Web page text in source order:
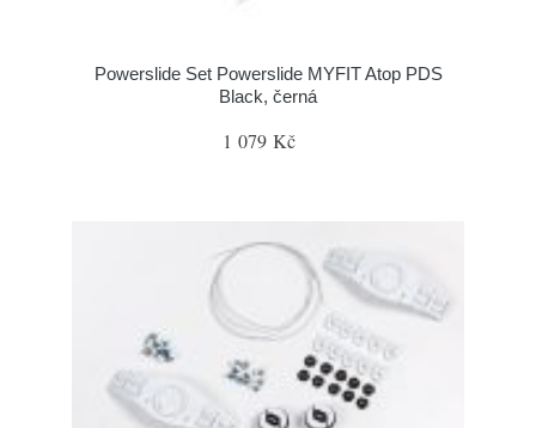
Powerslide Set Powerslide MYFIT Atop PDS
Black, černá
1 079 Kč